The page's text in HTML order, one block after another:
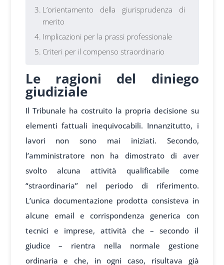
L’orientamento della giurisprudenza di
merito
Implicazioni per la prassi professionale
Criteri per il compenso straordinario
Le ragioni del diniego
giudiziale
Il Tribunale ha costruito la propria decisione su
elementi fattuali inequivocabili. Innanzitutto, i
lavori non sono mai iniziati. Secondo,
l’amministratore non ha dimostrato di aver
svolto alcuna attività qualificabile come
“straordinaria” nel periodo di riferimento.
L’unica documentazione prodotta consisteva in
alcune email e corrispondenza generica con
tecnici e imprese, attività che – secondo il
giudice – rientra nella normale gestione
ordinaria e che, in ogni caso, risultava già